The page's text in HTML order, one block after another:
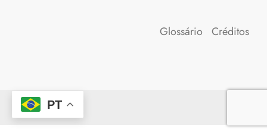
Glossário Créditos
PT